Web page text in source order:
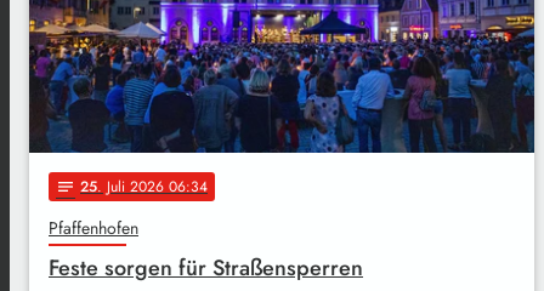
notes 25. Juli 2026 06:34
Pfaffenhofen
Feste sorgen für Straßensperren